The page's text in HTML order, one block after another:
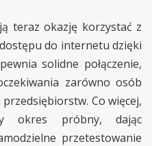
teraz okazję korzystać z
do internetu dzięki
solidne połączenie,
zarówno osób
Co więcej,
okres próbny, dając
przetestowanie